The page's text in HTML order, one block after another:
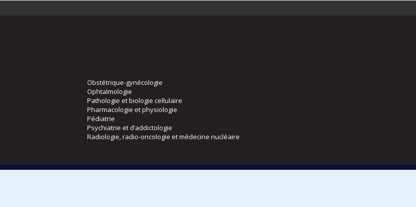
Obstétrique-gynécologie
Ophtalmologie
Pathologie et biologie cellulaire
Pharmacologie et physiologie
Pédiatrie
Psychiatrie et d’addictologie
Radiologie, radio-oncologie et médecine nucléaire
Directions